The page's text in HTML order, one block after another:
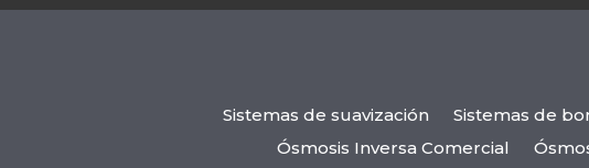
Sistemas de suavización Sistemas de
Ósmosis Inversa Comercial